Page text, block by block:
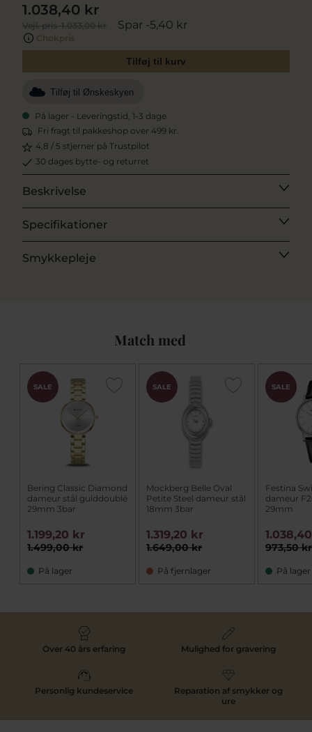
Vejl. pris1.033,00 kr Spar -5,40 kr
1.038,40 kr
Chokpris
Tilføj til kurv
Tilføj til Ønskeskyen
På lager - Leveringstid, 1-3 dage
Fri fragt til pakkeshop over 499 kr.
4,8 / 5 stjerner på Trustpilot
30 dages bytte- og returret
Beskrivelse
Specifikationer
Smykkepleje
Match med
SALE
Bering Classic Diamond
dameur stål gulddoublé
29mm 3bar
1.499,00 kr
1.199,20 kr
På lager
SALE
Mockberg Belle Oval
Petite Steel dameur stål
18mm 3bar
1.649,00 kr
1.319,20 kr
På fjernlager
PRIS
SALE
Festina
dameur
29mm
973,50 kr
På lager
Over 40 års erfaring Mulighed for gravering
Personlig kundeservice
Reparation af smykker og
ure